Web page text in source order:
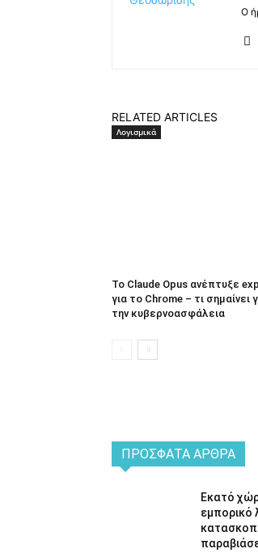
Ο
RELATED ARTICLES
Λογισμικά
Το Claude Opus ανέπτυξε
για το Chrome – τι σημαίνει
την κυβερνοασφάλεια
ΠΡΌΣΦΑΤΑ ΆΡΘΡΑ
Εκατό
εμπορικό